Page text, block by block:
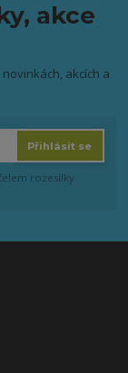
akce
akcích a
Přihlásit se
rozesílky